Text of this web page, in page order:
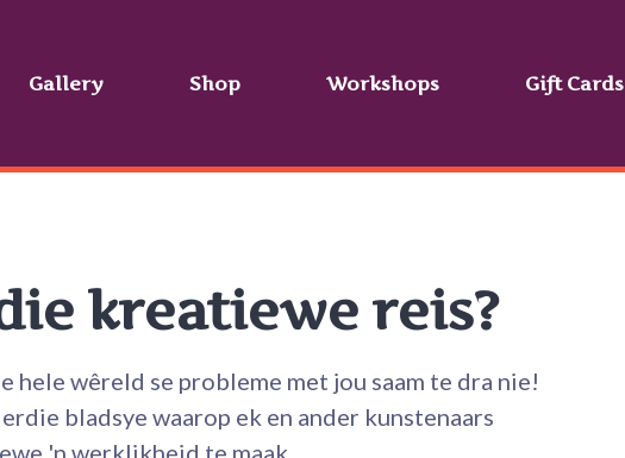
Gallery Shop Workshops Gift Cards
kreatiewe reis?
hele wêreld se probleme met jou saam te dra nie!
bladsye waarop ek en ander kunstenaars
'n werklikheid te maak.